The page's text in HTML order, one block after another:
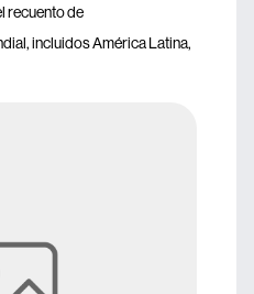
recuento de
incluidos América Latina,